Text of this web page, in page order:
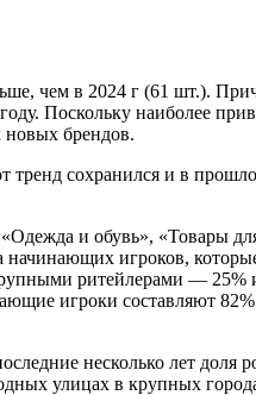
чем в 2024 г (61 шт.).
Поскольку наиболее
новых брендов.
сохранился и в
и обувь», «Товары
начинающих игроков,
ритейлерами — 25%
игроки составляют
несколько лет доля
улицах в крупных